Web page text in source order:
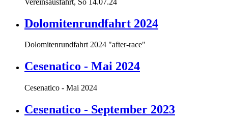
Dolomitenrundfahrt 2024
Dolomitenrundfahrt 2024 "after-race"
Cesenatico - Mai 2024
Cesenatico - Mai 2024
Cesenatico - September 2023